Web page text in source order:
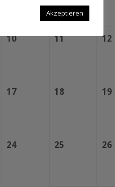
10 11 12
17 18 19
24 25 26
Akzeptieren